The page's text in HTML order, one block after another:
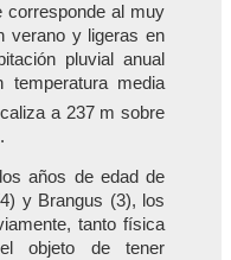
corresponde al muy
verano y ligeras en
pluvial anual
temperatura media
a 237 m sobre
años de edad de
y Brangus (3), los
tanto física
objeto de tener